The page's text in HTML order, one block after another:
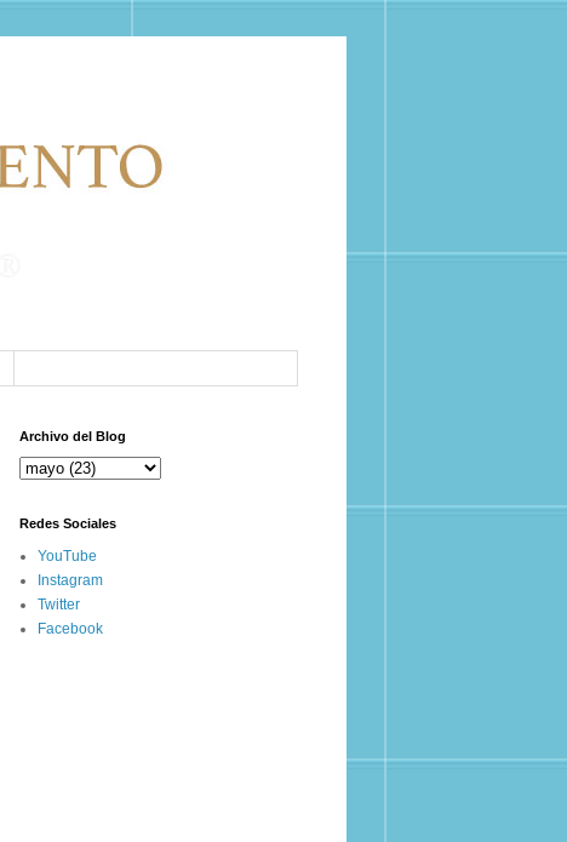
Archivo del Blog
Redes Sociales
YouTube
Instagram
Twitter
Facebook